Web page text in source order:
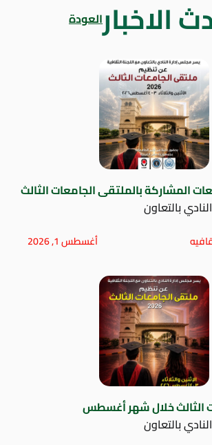
الاخبارالعودة
المشاركة بالملتقى الجامعات الثالث
بالتعاون
أغسطس 1, 2026
الثالث خلال شهر أغسطس
بالتعاون